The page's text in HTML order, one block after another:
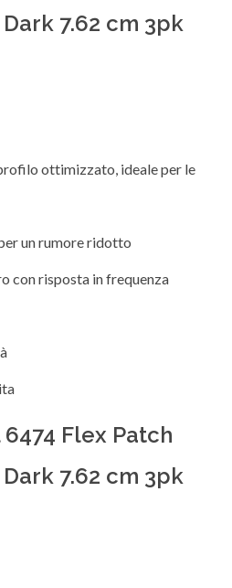
7.62 cm 3pk
ottimizzato, ideale per le
un rumore ridotto
con risposta in frequenza
Flex Patch
7.62 cm 3pk